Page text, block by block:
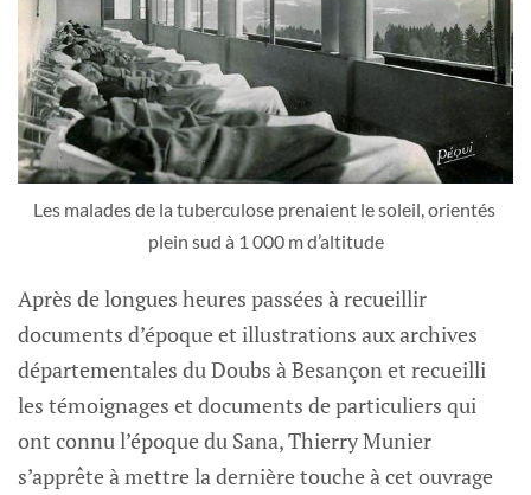
Les malades de la tuberculose prenaient le soleil, orientés
plein sud à 1 000 m d’altitude
Après de longues heures passées à recueillir
documents d’époque et illustrations aux archives
départementales du Doubs à Besançon et recueilli
les témoignages et documents de particuliers qui
ont connu l’époque du Sana, Thierry Munier
s’apprête à mettre la dernière touche à cet ouvrage